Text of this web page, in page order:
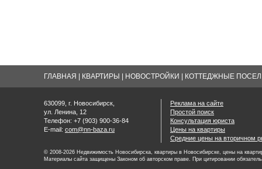
ГЛАВНАЯ КВАРТИРЫ НОВОСТРОЙКИ КОТТЕДЖНЫЕ
630099, г. Новосибирск,
ул. Ленина, 12
Телефон: +7 (903) 900-36-84
E-mail: com@nn-baza.ru
Реклама на сайте
Простой поиск
Консультация юриста
Цены на квартиры
Средние цены на вторичном
© 2008-2026 Недвижимость Новосибирска, квартиры в Новосибирске, цены на
Материалы сайта защищены Законом об авторском праве. При цитировании